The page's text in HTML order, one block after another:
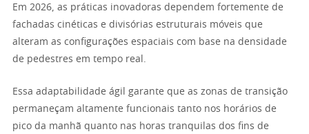
Em 2026, as práticas inovadoras dependem fortemente de
fachadas cinéticas e divisórias estruturais móveis que
alteram as configurações espaciais com base na densidade
de pedestres em tempo real.
Essa adaptabilidade ágil garante que as zonas de transição
permaneçam altamente funcionais tanto nos horários de
pico da manhã quanto nas horas tranquilas dos fins de